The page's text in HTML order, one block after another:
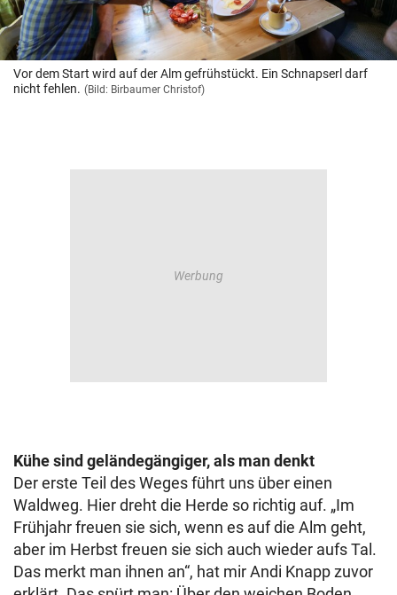
Vor dem Start wird auf der Alm gefrühstückt. Ein Schnapserl darf
nicht fehlen. (Bild: Birbaumer Christof)
Kühe sind geländegängiger, als man denkt
Der erste Teil des Weges führt uns über einen
Waldweg. Hier dreht die Herde so richtig auf. „Im
Frühjahr freuen sie sich, wenn es auf die Alm geht,
aber im Herbst freuen sie sich auch wieder aufs Tal.
Das merkt man ihnen an“, hat mir Andi Knapp zuvor